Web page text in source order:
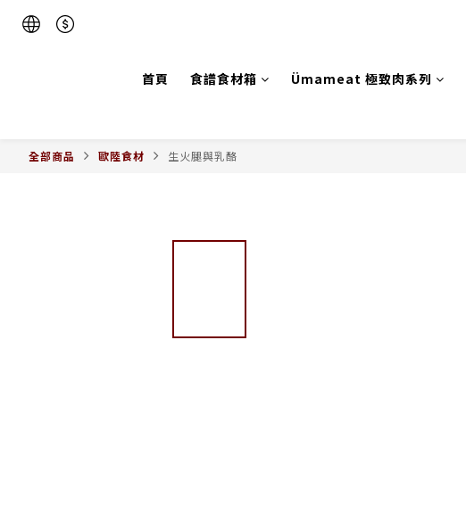
首頁 食譜食材箱 Ümameat 極致肉系列
全部商品 歐陸食材 生火腿與乳酪